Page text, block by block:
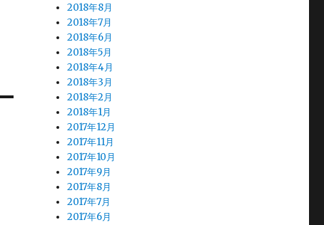
2018年8月
2018年7月
2018年6月
2018年5月
2018年4月
2018年3月
2018年2月
2018年1月
2017年12月
2017年11月
2017年10月
2017年9月
2017年8月
2017年7月
2017年6月